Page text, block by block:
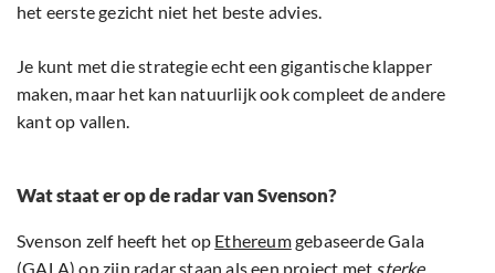
het eerste gezicht niet het beste advies.
Je kunt met die strategie echt een gigantische klapper
maken, maar het kan natuurlijk ook compleet de andere
kant op vallen.
Wat staat er op de radar van Svenson?
Svenson zelf heeft het op Ethereumgebaseerde Gala
(GALA) op zijn radar staan als een project met sterke